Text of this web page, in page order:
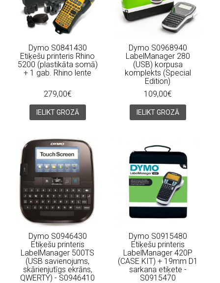
Dymo S0841430
Etiķešu printeris Rhino
5200 (plastikāta somā)
+ 1 gab. Rhino lente
279,00€
IELIKT GROZĀ
Dymo S0968940
LabelManager 280
(USB) korpusa
komplekts (Special
Edition)
109,00€
IELIKT GROZĀ
Dymo S0946430
Etiķešu printeris
LabelManager 500TS
(USB savienojums,
skārienjutīgs ekrāns,
QWERTY) - S0946410
Dymo S0915480
Etiķešu printeris
LabelManager 420P
(CASE KIT) + 19mm D1
sarkana etiķete -
S0915470